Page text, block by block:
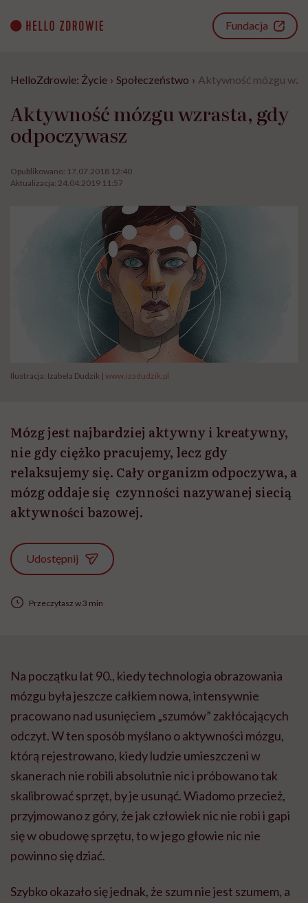
content
Fundacja
HelloZdrowie: Życie › Społeczeństwo › Aktywność mózgu
Aktywność mózgu wzrasta, gdy
odpoczywasz
Opublikowano: 17.07.2018 12:40
Aktualizacja: 24.04.2019 11:57
Ilustracja: Izabela Dudzik | www.izadudzik.pl
Mózg jest najbardziej aktywny i kreatywny,
nie gdy ciężko pracujemy, lecz gdy
relaksujemy się. Cały organizm odpoczywa, a
mózg oddaje się czynności nazywanej siecią
aktywności bazowej.
Udostępnij
Przeczytasz w 3 min
Na początku lat 90., kiedy technologia obrazowania
mózgu była jeszcze całkiem nowa, intensywnie
pracowano nad usunięciem „szumów” zakłócających
odczyt. W ten sposób myślano o aktywności mózgu,
którą rejestrowano, kiedy ludzie umieszczeni w
skanerach nie robili absolutnie nic i próbowano tak
skalibrować sprzęt, by je usunąć. Wiadomo przecież,
przyjmowano z góry, że jak człowiek nic nie robi i gapi
się w obudowę sprzętu, to w jego głowie nic nie
powinno się dziać.
Szybko okazało się jednak, że szum nie jest szumem, a